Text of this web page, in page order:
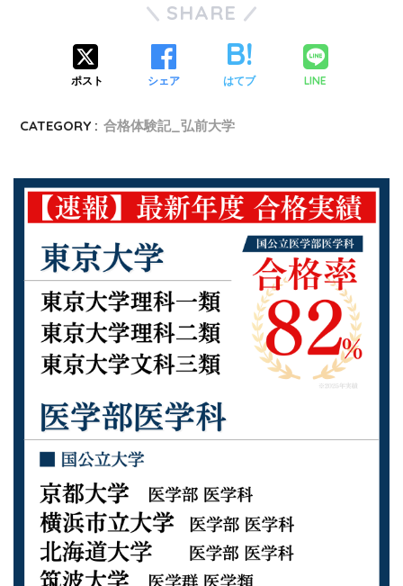
SHARE
ポスト シェア はてブ LINE
CATEGORY : 合格体験記_弘前大学